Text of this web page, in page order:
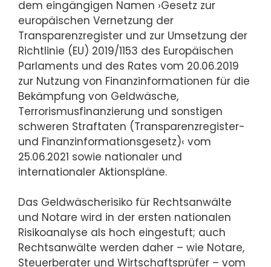
dem eingängigen Namen ›Gesetz zur
europäischen Vernetzung der
Transparenzregister und zur Umsetzung der
Richtlinie (EU) 2019/1153 des Europäischen
Parlaments und des Rates vom 20.06.2019
zur Nutzung von Finanzinformationen für die
Bekämpfung von Geldwäsche,
Terrorismusfinanzierung und sonstigen
schweren Straftaten (Transparenzregister-
und Finanzinformationsgesetz)‹ vom
25.06.2021 sowie nationaler und
internationaler Aktionspläne.
Das Geldwäscherisiko für Rechtsanwälte
und Notare wird in der ersten nationalen
Risikoanalyse als hoch eingestuft; auch
Rechtsanwälte werden daher – wie Notare,
Steuerberater und Wirtschaftsprüfer – vom